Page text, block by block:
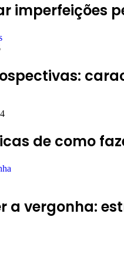
imperfeições
de como
a vergonha: